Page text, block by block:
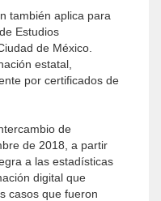
también aplica para
Estudios
de México.
estatal,
por certificados de
de
de 2018, a partir
a las estadísticas
digital que
casos que fueron